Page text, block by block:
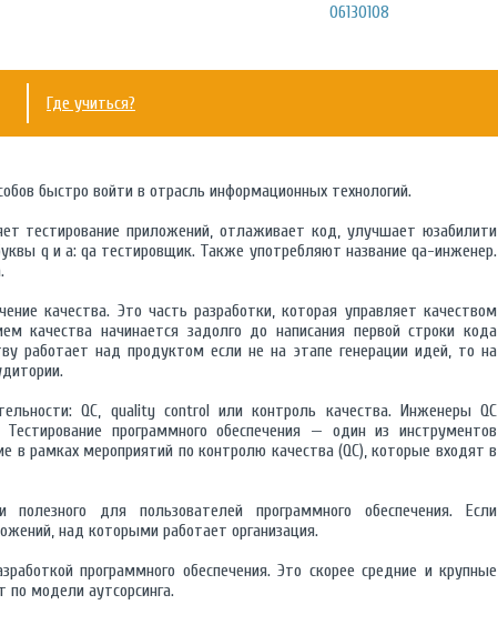
06130108
Где учиться?
быстро войти в отрасль информационных технологий.
тестирование приложений, отлаживает код, улучшает юзабилити
q и a: qa тестировщик. Также употребляют название qa-инженер.
качества. Это часть разработки, которая управляет качеством
качества начинается задолго до написания первой строки кода
работает над продуктом если не на этапе генерации идей, то на
QC, quality control или контроль качества. Инженеры QC
программного обеспечения — один из инструментов
в рамках мероприятий по контролю качества (QC), которые входят в
для пользователей программного обеспечения. Если
над которыми работает организация.
программного обеспечения. Это скорее средние и крупные
модели аутсорсинга.